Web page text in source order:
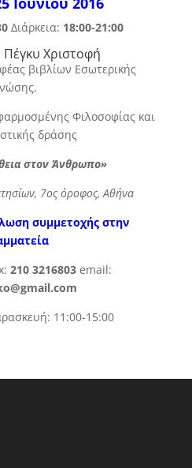
Διάρκεια: 18:00-21:00
Πέγκυ Χριστοφή
βιβλίων Εσωτερικής
Φιλοσοφίας και
δράσης
στον Άνθρωπο»
7ος όροφος, Αθήνα
συμμετοχής στην
210 3216803email:
11:00-15:00